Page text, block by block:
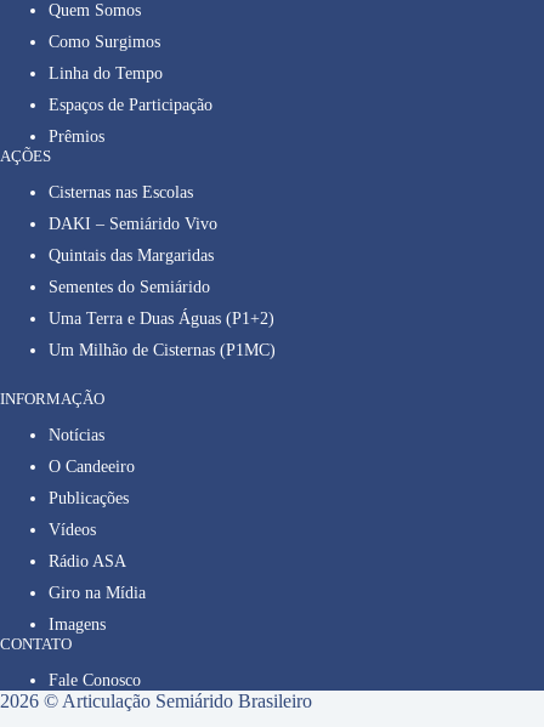
Quem Somos
Como Surgimos
Linha do Tempo
Espaços de Participação
Prêmios
AÇÕES
Cisternas nas Escolas
DAKI – Semiárido Vivo
Quintais das Margaridas
Sementes do Semiárido
Uma Terra e Duas Águas (P1+2)
Um Milhão de Cisternas (P1MC)
INFORMAÇÃO
Notícias
O Candeeiro
Publicações
Vídeos
Rádio ASA
Giro na Mídia
Imagens
CONTATO
Fale Conosco
2026 © Articulação Semiárido Brasileiro